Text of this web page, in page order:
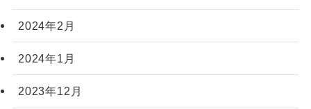
2024年2月
2024年1月
2023年12月